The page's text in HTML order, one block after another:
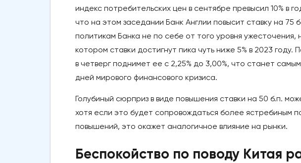
индекс потребительских цен в сентябре превысил 10% в
что на этом заседании Банк Англии повысит ставку на 75
политикам Банка не по себе от того уровня
котором ставки достигнут пика чуть ниже 5% в 2023
в четверг поднимет ее с 2,25% до 3,00%, что станет
дней мирового финансового кризиса.
Голубиный сюрприз в виде повышения ставки на 50 б.п.
хотя если это будет сопровождаться более ястребиным
повышений, это окажет аналогичное влияние на рынки.
Беспокойство по поводу Китая